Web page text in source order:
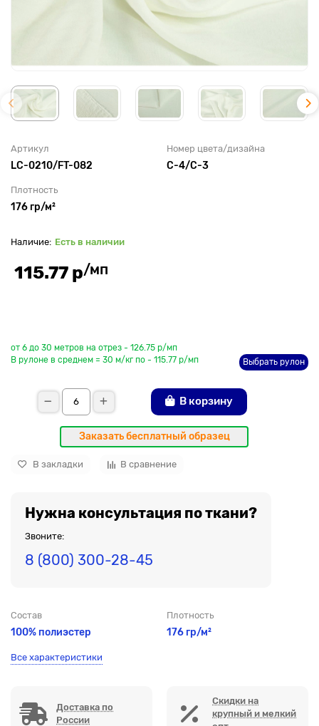
Артикул
LC-0210/FT-082
Номер цвета/дизайна
С-4/С-3
Плотность
176 гр/м²
Есть в наличии
115.77 р/мп
от 6 до 30 метров на отрез - 126.75 р/мп
В рулоне в среднем = 30 м/кг по - 115.77 р/мп
Выбрать рулон
В корзину
Заказать бесплатный образец
В закладки В сравнение
Нужна консультация по ткани?
Звоните:
8 (800) 300-28-45
Состав
100% полиэстер
Плотность
176 гр/м²
Все характеристики
Доставка по
России
Скидки на
крупный и мелкий